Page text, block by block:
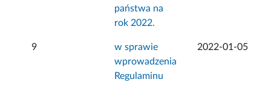
państwa na
rok 2022.
9
w sprawie
wprowadzenia
Regulaminu
2022-01-05